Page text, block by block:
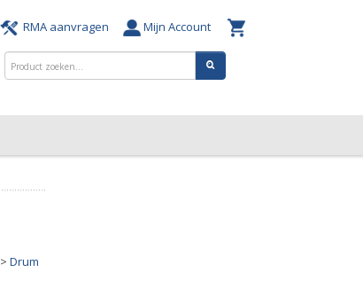
RMA aanvragen Mijn Account
> Drum